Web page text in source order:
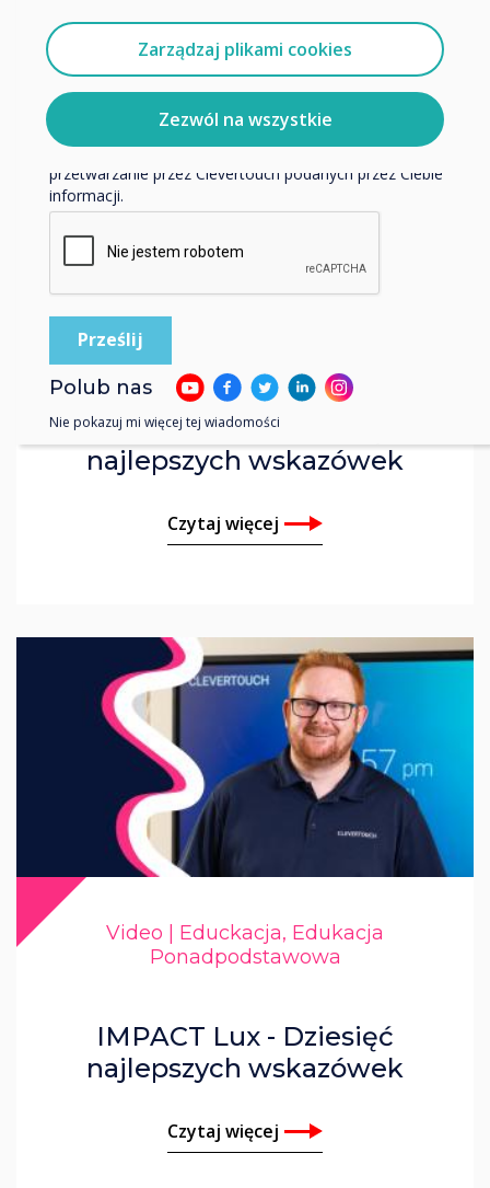
IMPACT Max - Dziesięć
najlepszych wskazówek
Czytaj więcej
Video | Educkacja, Edukacja
Ponadpodstawowa
IMPACT Lux - Dziesięć
najlepszych wskazówek
Czytaj więcej
Zarządzaj plikami cookies
Zezwól na wszystkie
Clevertouch.
Aby uzyskać informacje o tym, jak gromadzimy i
wykorzystujemy Twoje dane osobowe, odwiedź naszą
politykę prywatności.
Klikając Wyślij, wyrażasz zgodę na przechowywanie i
przetwarzanie przez Clevertouch podanych przez Ciebie
informacji.
Polub nas
Nie pokazuj mi więcej tej wiadomości